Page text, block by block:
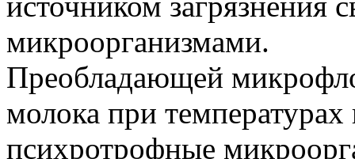
микроорганизмами.
Преобладающей
молока при
психротрофные